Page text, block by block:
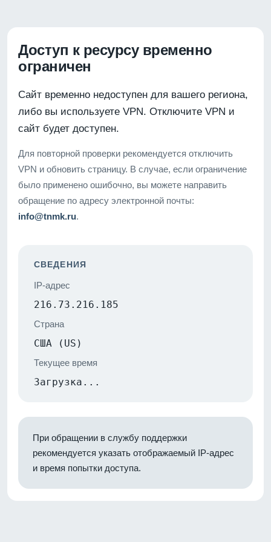
Доступ к ресурсу временно
ограничен
Сайт временно недоступен для вашего региона,
либо вы используете VPN. Отключите VPN и
сайт будет доступен.
Для повторной проверки рекомендуется отключить
VPN и обновить страницу. В случае, если ограничение
было применено ошибочно, вы можете направить
обращение по адресу электронной почты:
info@tnmk.ru.
СВЕДЕНИЯ
IP-адрес
216.73.216.185
Страна
США (US)
Текущее время
Загрузка...
При обращении в службу поддержки
рекомендуется указать отображаемый IP-адрес
и время попытки доступа.